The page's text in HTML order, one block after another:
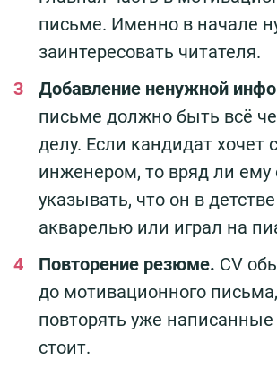
письме. Именно в начале
заинтересовать читателя.
Добавление ненужной
письме должно быть всё
делу. Если кандидат хочет
инженером, то вряд ли ему
указывать, что он в
акварелью или играл на
Повторение резюме. CV
до мотивационного
повторять уже
стоит.